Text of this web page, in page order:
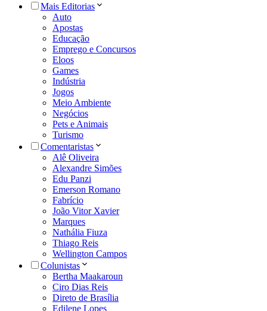
Mais Editorias
Auto
Apostas
Educação
Emprego e Concursos
Eloos
Games
Indústria
Jogos
Meio Ambiente
Negócios
Pets e Animais
Turismo
Comentaristas
Alê Oliveira
Alexandre Simões
Edu Panzi
Emerson Romano
Fabrício
João Vitor Xavier
Marques
Nathália Fiuza
Thiago Reis
Wellington Campos
Colunistas
Bertha Maakaroun
Ciro Dias Reis
Direto de Brasília
Edilene Lopes